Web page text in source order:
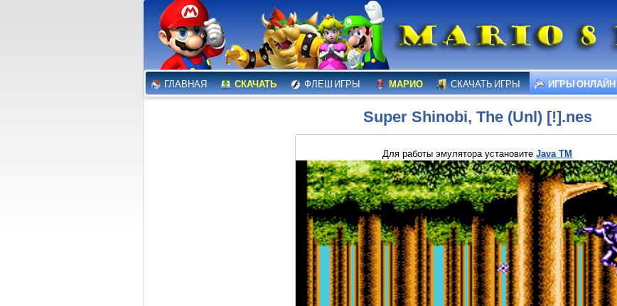
ГЛАВНАЯ СКАЧАТЬ ФЛЕШ ИГРЫ МАРИО СКАЧАТЬ ИГРЫ ИГРЫ ОНЛАЙН
Super Shinobi, The (Unl) [!].nes
Для работы эмулятора установитеJava TM